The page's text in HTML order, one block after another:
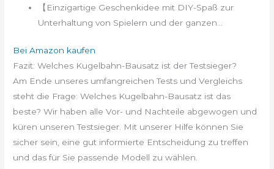
【Einzigartige Geschenkidee mit DIY-Spaß zur
Unterhaltung von Spielern und der ganzen...
Bei Amazon kaufen
Fazit: Welches Kugelbahn-Bausatz ist der Testsieger?
Am Ende unseres umfangreichen Tests und Vergleichs
steht die Frage: Welches Kugelbahn-Bausatz ist das
beste? Wir haben alle Vor- und Nachteile abgewogen und
küren unseren Testsieger. Mit unserer Hilfe können Sie
sicher sein, eine gut informierte Entscheidung zu treffen
und das für Sie passende Modell zu wählen.